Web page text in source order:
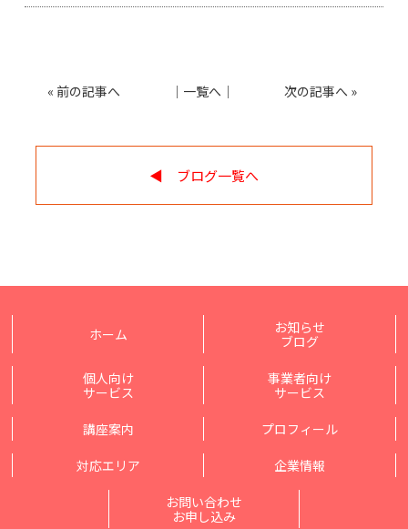
« 前の記事へ │ 一覧へ │ 次の記事へ »
◀︎ ブログ一覧へ
ホーム
お知らせ
ブログ
個人向け
サービス
事業者向け
サービス
講座案内
プロフィール
対応エリア
企業情報
お問い合わせ
お申し込み